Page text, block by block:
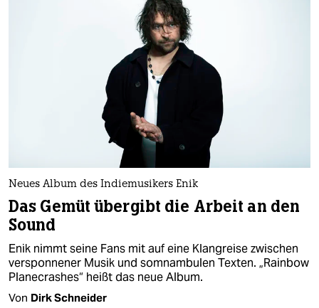
Neues Album des Indiemusikers Enik
Das Gemüt übergibt die Arbeit an den
Sound
Enik nimmt seine Fans mit auf eine Klangreise zwischen
versponnener Musik und somnambulen Texten. „Rainbow
Planecrashes“ heißt das neue Album.
Von Dirk Schneider